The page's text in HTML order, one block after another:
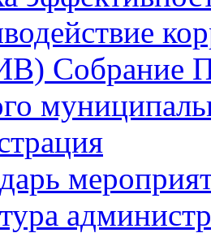
Собрание